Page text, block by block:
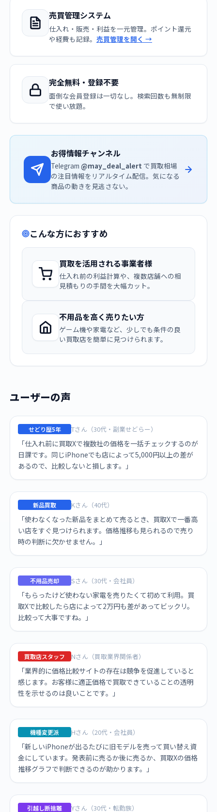
売買管理システム
仕入れ・販売・利益を一元管理。ポイント還元
や経費も記録。 売買管理を開く →
完全無料・登録不要
面倒な会員登録は一切なし。検索回数も無制限
で使い放題。
お得情報チャンネル
Telegram @may_deal_alert で買取相場
の注目情報をリアルタイム配信。気になる
商品の動きを見逃さない。
こんな方におすすめ
買取を活用される事業者様
仕入れ前の利益計算や、複数店舗への相
見積もりの手間を大幅カット。
不用品を高く売りたい方
ゲーム機や家電など、少しでも条件の良
い買取店を簡単に見つけられます。
ユーザーの声
せどり歴5年 Tさん（30代・副業せどらー）
「仕入れ前に買取Xで複数社の価格を一括チェックするのが
日課です。同じiPhoneでも店によって5,000円以上の差が
あるので、比較しないと損します。」
新品買取 Kさん（40代）
「使わなくなった新品をまとめて売るとき、買取Xで一番高
い店をすぐ見つけられます。価格推移も見られるので売り
時の判断に欠かせません。」
不用品売却 Sさん（30代・会社員）
「もらったけど使わない家電を売りたくて初めて利用。買
取Xで比較したら店によって2万円も差があってビックリ。
比較って大事ですね。」
買取店スタッフ Nさん（買取業界関係者）
「業界的に価格比較サイトの存在は競争を促進していると
感じます。お客様に適正価格で買取できていることの透明
性を示せるのは良いことです。」
機種変更派 Hさん（20代・会社員）
「新しいiPhoneが出るたびに旧モデルを売って買い替え資
金にしています。発表前に売るか後に売るか、買取Xの価格
推移グラフで判断できるのが助かります。」
引越し断捨離 Yさん（30代・転勤族）